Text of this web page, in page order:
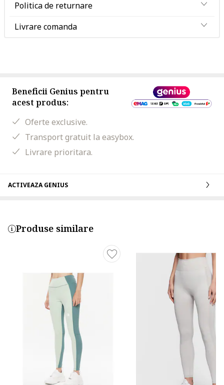
Politica de returnare
Livrare comanda
Beneficii Genius pentru
acest produs:
Oferte exclusive.
Transport gratuit la easybox.
Livrare prioritara.
ACTIVEAZA GENIUS
Produse similare